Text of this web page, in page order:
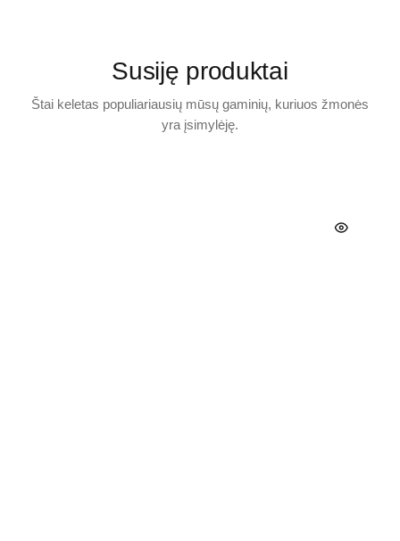
Susiję produktai
Štai keletas populiariausių mūsų gaminių, kuriuos žmonės
yra įsimylėję.